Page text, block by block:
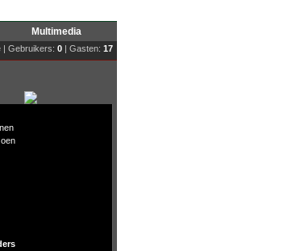
Multimedia
| Gebruikers: 0 | Gasten: 17